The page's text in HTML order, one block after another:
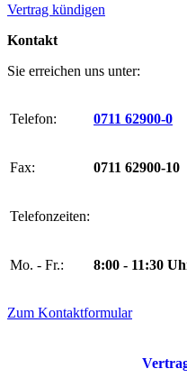
Vertrag kündigen
Kontakt
Sie erreichen uns unter:
Telefon: 0711 62900-0
Fax: 0711 62900-10
Telefonzeiten:
Mo. - Fr.: 8:00 - 11:30
Zum Kontaktformular